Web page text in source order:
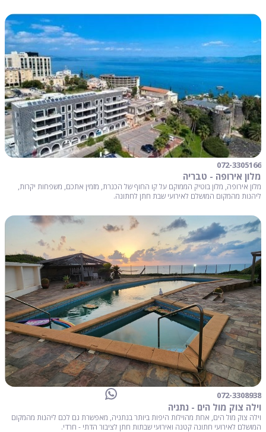
072-3305166
מלון אירופה - טבריה
מלון אירופה, מלון בוטיק הממוקם על קו החוף של הכנרת, מזמין אתכם, משפחות יקרות,
ליהנות מהמקום המושלם לאירועי שבת חתן לחתונה.
072-3308938
וילה צוק מול הים - נתניה
וילה צוק מול הים, אחת מהוילות היפות ביותר בנתניה, מאפשרת גם לכם ליהנות מהמקום
המושלם לאירועי חתונה קטנה ואירועי שבתות חתן לציבור הדתי - חרדי.